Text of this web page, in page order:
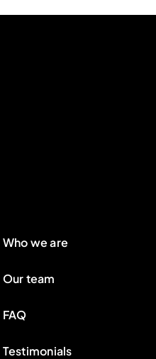
Who we are
Our team
FAQ
Testimonials